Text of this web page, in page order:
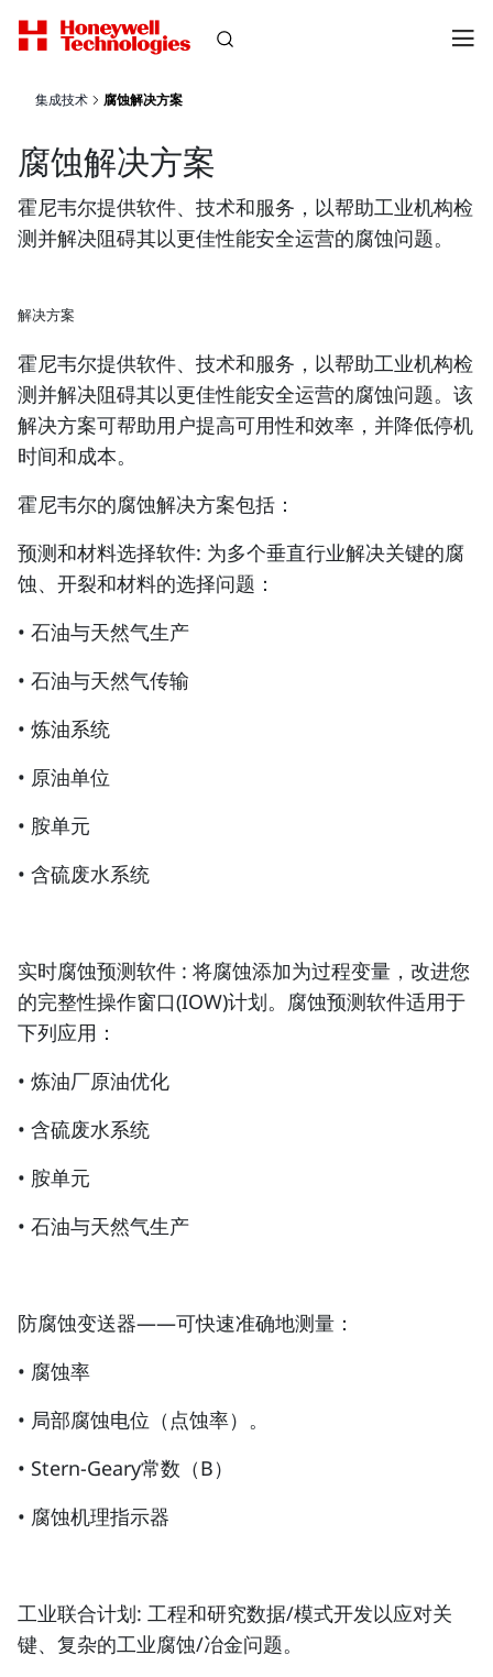
集成技术 腐蚀解决方案
腐蚀解决方案
霍尼韦尔提供软件、技术和服务，以帮助工业机构检
测并解决阻碍其以更佳性能安全运营的腐蚀问题。
解决方案
霍尼韦尔提供软件、技术和服务，以帮助工业机构检
测并解决阻碍其以更佳性能安全运营的腐蚀问题。该
解决方案可帮助用户提高可用性和效率，并降低停机
时间和成本。
霍尼韦尔的腐蚀解决方案包括：
预测和材料选择软件: 为多个垂直行业解决关键的腐
蚀、开裂和材料的选择问题：
• 石油与天然气生产
• 石油与天然气传输
• 炼油系统
• 原油单位
• 胺单元
• 含硫废水系统
实时腐蚀预测软件 : 将腐蚀添加为过程变量，改进您
的完整性操作窗口(IOW)计划。腐蚀预测软件适用于
下列应用：
• 炼油厂原油优化
• 含硫废水系统
• 胺单元
• 石油与天然气生产
防腐蚀变送器——可快速准确地测量：
• 腐蚀率
• 局部腐蚀电位（点蚀率）。
• Stern-Geary常数（B）
• 腐蚀机理指示器
工业联合计划: 工程和研究数据/模式开发以应对关
键、复杂的工业腐蚀/冶金问题。